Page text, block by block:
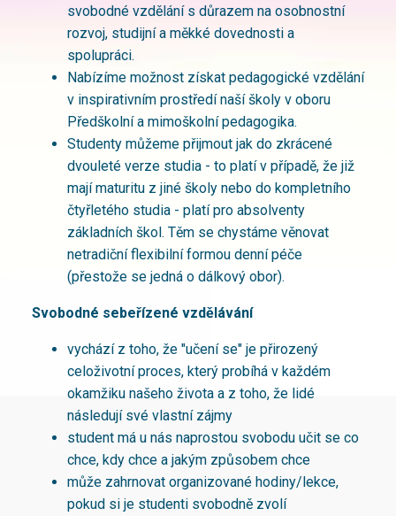
svobodné vzdělání s důrazem na osobnostní
rozvoj, studijní a měkké dovednosti a
spolupráci.
Nabízíme možnost získat pedagogické vzdělání
v inspirativním prostředí naší školy v oboru
Předškolní a mimoškolní pedagogika.
Studenty můžeme přijmout jak do zkrácené
dvouleté verze studia - to platí v případě, že již
mají maturitu z jiné školy nebo do kompletního
čtyřletého studia - platí pro absolventy
základních škol. Těm se chystáme věnovat
netradiční flexibilní formou denní péče
(přestože se jedná o dálkový obor).
Svobodné sebeřízené vzdělávání
vychází z toho, že "učení se" je přirozený
celoživotní proces, který probíhá v každém
okamžiku našeho života a z toho, že lidé
následují své vlastní zájmy
student má u nás naprostou svobodu učit se co
chce, kdy chce a jakým způsobem chce
může zahrnovat organizované hodiny/lekce,
pokud si je studenti svobodně zvolí